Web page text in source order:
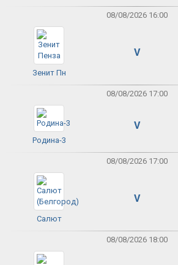
08/08/2026 16:00
Зенит Пн
V
08/08/2026 17:00
Родина-3
V
08/08/2026 17:00
Салют
V
08/08/2026 18:00